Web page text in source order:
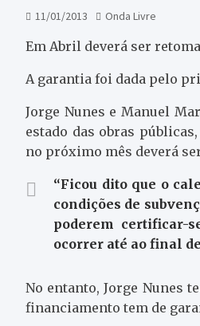
11/01/2013 Onda Livre
Em Abril deverá ser
A garantia foi dada pelo
Jorge Nunes e Manuel
estado das obras
no próximo mês deverá
“Ficou dito que o
condições de
poderem certificar-
ocorrer até ao final
No entanto, Jorge Nunes
financiamento tem de